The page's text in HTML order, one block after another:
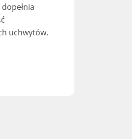
uchwytów.